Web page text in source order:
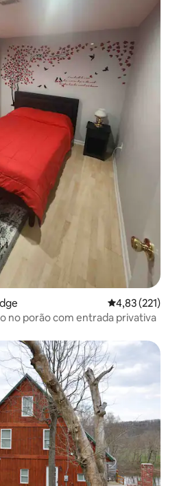
4,83 de uma
4,83 (221)
no porão com entrada privativa